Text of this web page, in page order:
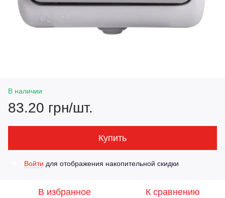
В наличии
83.20 грн/шт.
Купить
Войти для отображения накопительной скидки
В избранное К сравнению